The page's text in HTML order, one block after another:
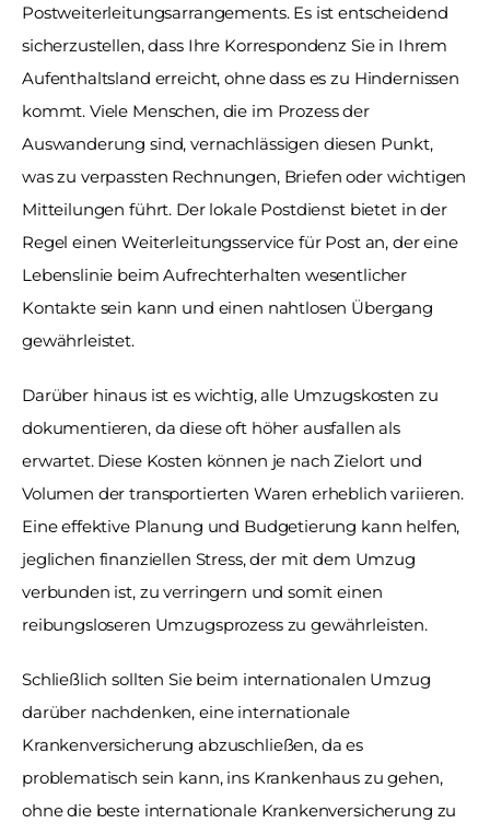
Postweiterleitungsarrangements. Es ist entscheidend
sicherzustellen, dass Ihre Korrespondenz Sie in Ihrem
Aufenthaltsland erreicht, ohne dass es zu Hindernissen
kommt. Viele Menschen, die im Prozess der
Auswanderung sind, vernachlässigen diesen Punkt,
was zu verpassten Rechnungen, Briefen oder wichtigen
Mitteilungen führt. Der lokale Postdienst bietet in der
Regel einen Weiterleitungsservice für Post an, der eine
Lebenslinie beim Aufrechterhalten wesentlicher
Kontakte sein kann und einen nahtlosen Übergang
gewährleistet.
Darüber hinaus ist es wichtig, alle Umzugskosten zu
dokumentieren, da diese oft höher ausfallen als
erwartet. Diese Kosten können je nach Zielort und
Volumen der transportierten Waren erheblich variieren.
Eine effektive Planung und Budgetierung kann helfen,
jeglichen finanziellen Stress, der mit dem Umzug
verbunden ist, zu verringern und somit einen
reibungsloseren Umzugsprozess zu gewährleisten.
Schließlich sollten Sie beim internationalen Umzug
darüber nachdenken, eine internationale
Krankenversicherung abzuschließen, da es
problematisch sein kann, ins Krankenhaus zu gehen,
ohne die beste internationale Krankenversicherung zu